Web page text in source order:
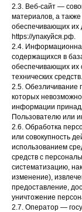
2.3. Веб-сайт —
материалов, а
обеспечивающих их
https://упакуйся.рф.
2.4.
содержащихся в
обеспечивающих их
технических средств.
2.5. Обезличивание
которых
информации
Пользователю или
2.6. Обработка
или совокупность
использованием
средств с
систематизацию,
изменение),
предоставление,
уничтожение
2.7. Оператор —